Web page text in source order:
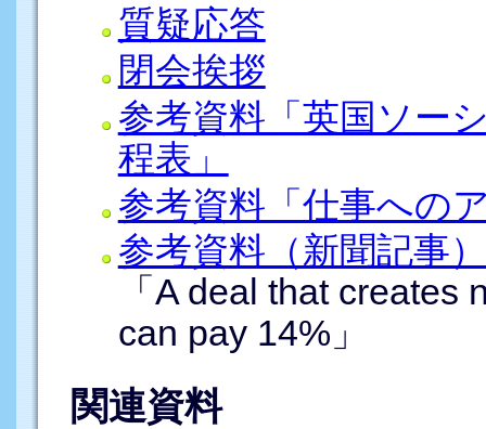
質疑応答
閉会挨拶
参考資料「英国ソー
程表」
参考資料「仕事への
参考資料（新聞記事）
「A deal that
can pay 14%」
関連資料